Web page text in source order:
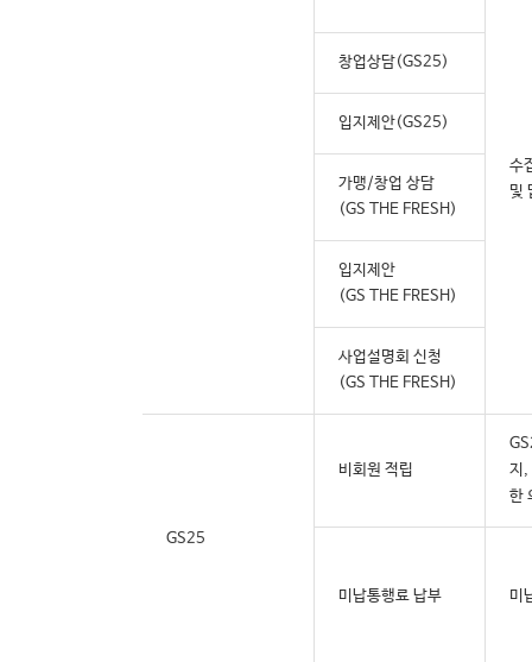
수
및
창업상담(GS25)
입지제안(GS25)
가맹/창업 상담
(GS THE FRESH)
입지제안
(GS THE FRESH)
사업설명회 신청
(GS THE FRESH)
GS25
비회원 적립
지,
한
미납통행료 납부 미